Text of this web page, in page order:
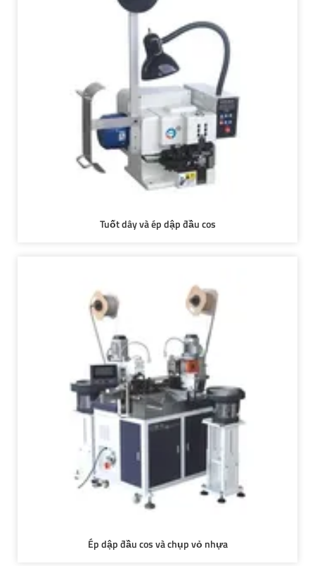
Tuốt dây và ép dập đầu cos
Ép dập đầu cos và chụp vỏ nhựa